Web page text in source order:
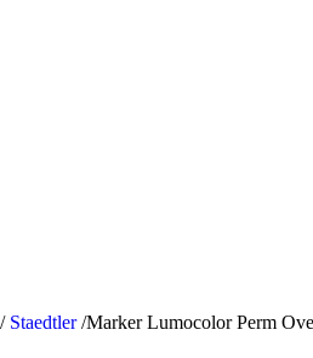
/ Staedtler /Marker Lumocolor Perm